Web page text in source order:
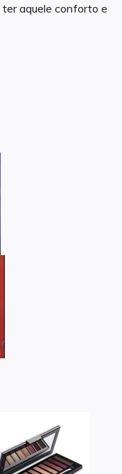
aquele conforto e